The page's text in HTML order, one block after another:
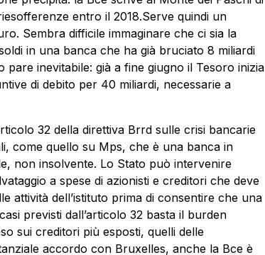
entro il 2018.Serve quindi un
Sembra difficile immaginare che ci sia la
in una banca che ha già bruciato 8 miliardi
inevitabile: già a fine giugno il Tesoro inizia
di debito per 40 miliardi, necessarie a
32 della direttiva Brrd sulle crisi bancarie
come quello su Mps, che è una banca in
non insolvente. Lo Stato può intervenire
a spese di azionisti e creditori che deve
attività dell’istituto prima di consentire che una
previsti dall’articolo 32 basta il burden
sui creditori più esposti, quelli delle
accordo con Bruxelles, anche la Bce è